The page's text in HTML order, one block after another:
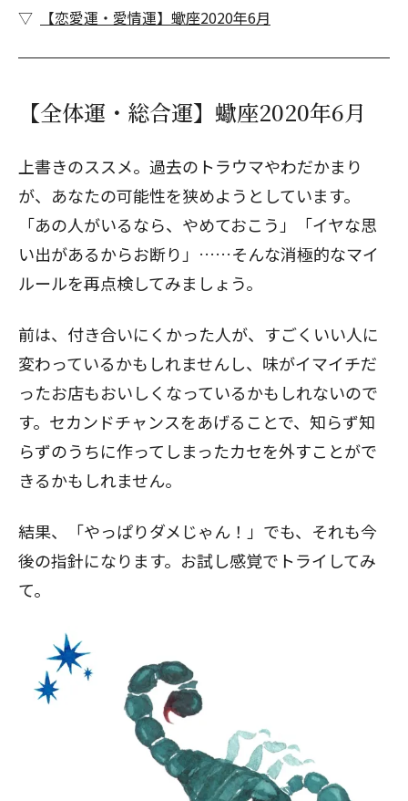
【恋愛運・愛情運】蠍座2020年6月
【全体運・総合運】蠍座2020年6月
上書きのススメ。過去のトラウマやわだかまり
が、あなたの可能性を狭めようとしています。
「あの人がいるなら、やめておこう」「イヤな思
い出があるからお断り」……そんな消極的なマイ
ルールを再点検してみましょう。
前は、付き合いにくかった人が、すごくいい人に
変わっているかもしれませんし、味がイマイチだ
ったお店もおいしくなっているかもしれないので
す。セカンドチャンスをあげることで、知らず知
らずのうちに作ってしまったカセを外すことがで
きるかもしれません。
結果、「やっぱりダメじゃん！」でも、それも今
後の指針になります。お試し感覚でトライしてみ
て。